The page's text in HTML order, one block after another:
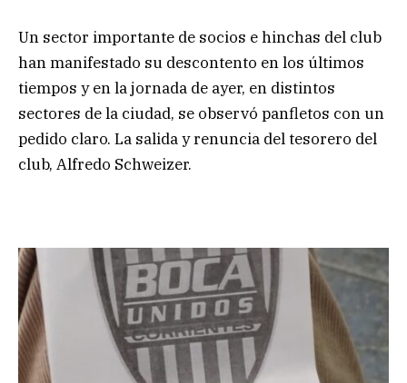
Un sector importante de socios e hinchas del club
han manifestado su descontento en los últimos
tiempos y en la jornada de ayer, en distintos
sectores de la ciudad, se observó panfletos con un
pedido claro. La salida y renuncia del tesorero del
club, Alfredo Schweizer.